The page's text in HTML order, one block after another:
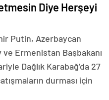
Diye Herşeyi
Putin, Azerbaycan
Ermenistan Başbakanı
Dağlık Karabağ’da 27
durması için